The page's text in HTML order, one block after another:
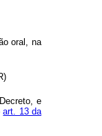
oral, na
e
art. 13 da